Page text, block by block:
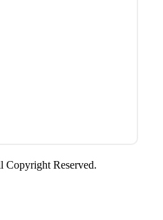
Reserved.